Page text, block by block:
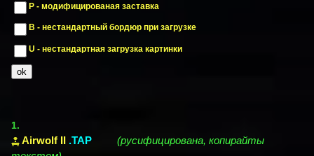
P - модифицированая заставка
B - нестандартный бордюр при загрузке
U - нестандартная загрузка картинки
1.
Airwolf II .TAP
(русифицирована, копирайты